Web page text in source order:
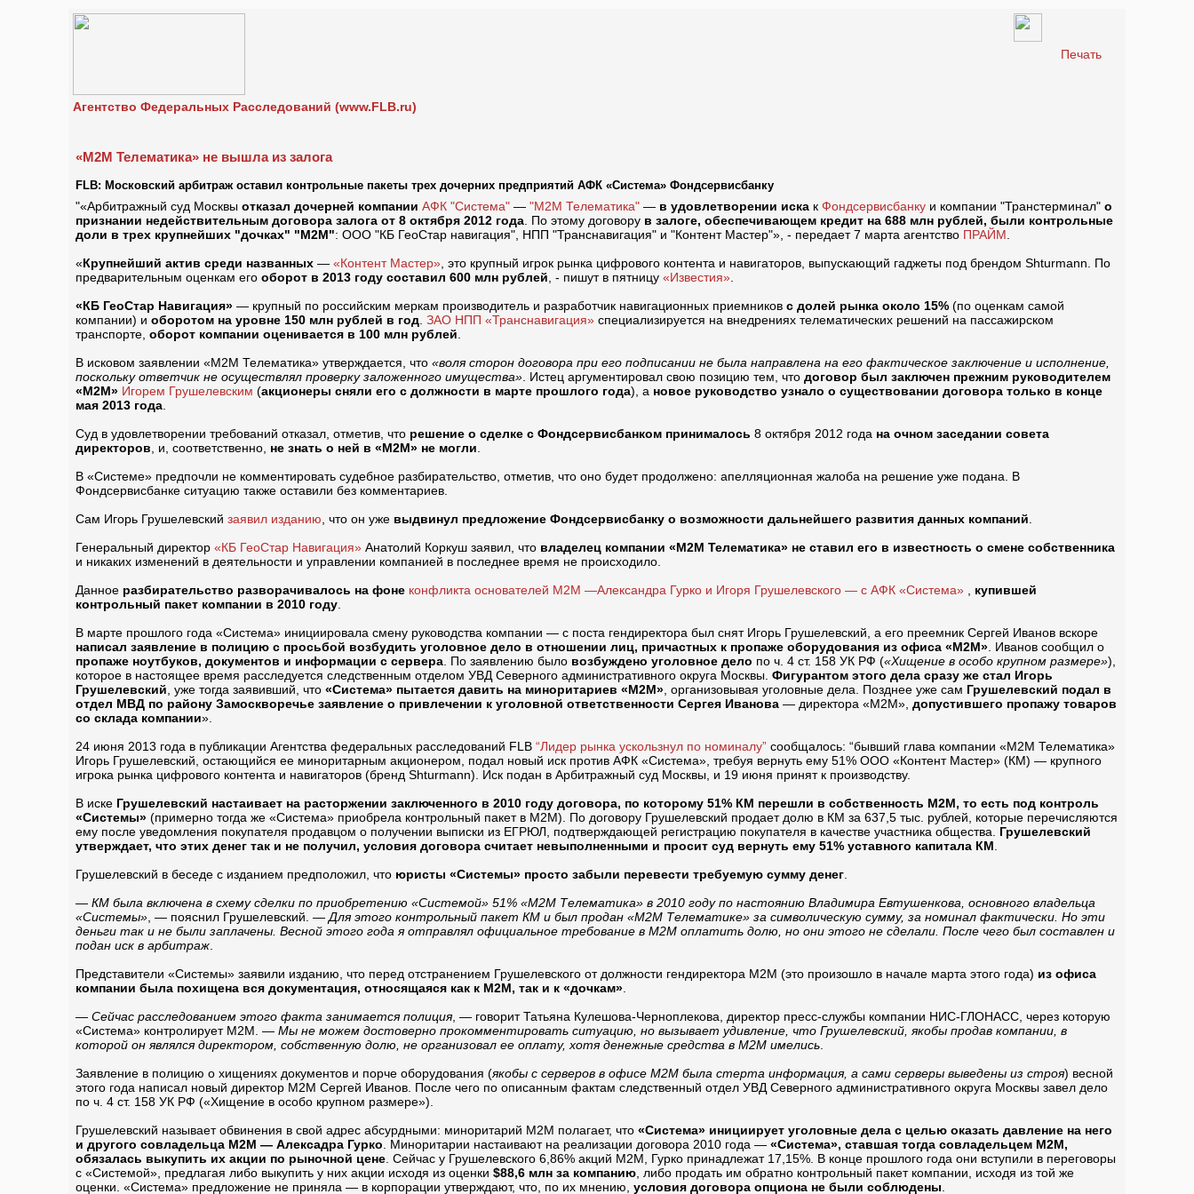
Печать
Агентство Федеральных Расследований (www.FLB.ru)
«М2М Телематика» не вышла из залога
FLB: Московский арбитраж оставил контрольные пакеты трех дочерних предприятий АФК «Система» Фондсервисбанку
"«Арбитражный суд Москвы отказал дочерней компании АФК "Система" — "М2М Телематика" — в удовлетворении иска к Фондсервисбанку и компании "Транстерминал" о
признании недействительным договора залога от 8 октября 2012 года . По этому договору в залоге, обеспечивающем кредит на 688 млн рублей, были контрольные
доли в трех крупнейших "дочках" "М2М": ООО "КБ ГеоСтар навигация", НПП "Транснавигация" и "Контент Мастер"», - передает 7 марта агентство ПРАЙМ
«Крупнейший актив среди названных — «Контент Мастер» , это крупный игрок рынка цифрового контента и навигаторов, выпускающий гаджеты под брендом Shturmann. По
предварительным оценкам его оборот в 2013 году составил 600 млн рублей , - пишут в пятницу «Известия»
«КБ ГеоСтар Навигация» — крупный по российским меркам производитель и разработчик навигационных приемников с долей рынка около 15% (по оценкам самой
компании) и оборотом на уровне 150 млн рублей в год ЗАО НПП «Транснавигация» специализируется на внедрениях телематических решений на пассажирском
транспорте, оборот компании оценивается в 100 млн рублей
В исковом заявлении «М2М Телематика» утверждается, что «воля сторон договора при его подписании не была направлена на его фактическое заключение и исполнение,
поскольку ответчик не осуществлял проверку заложенного имущества» . Истец аргументировал свою позицию тем, что договор был заключен прежним руководителем
«М2М» Игорем Грушелевским (акционеры сняли его с должности в марте прошлого года), а новое руководство узнало о существовании договора только в конце
мая 2013 года
Суд в удовлетворении требований отказал, отметив, что решение о сделке с Фондсервисбанком принималось 8 октября 2012 года на очном заседании совета
директоров , и, соответственно, не знать о ней в «М2М» не могли
В «Системе» предпочли не комментировать судебное разбирательство, отметив, что оно будет продолжено: апелляционная жалоба на решение уже подана. В
Фондсервисбанке ситуацию также оставили без комментариев.
Сам Игорь Грушелевский заявил изданию , что он уже выдвинул предложение Фондсервисбанку о возможности дальнейшего развития данных компаний
Генеральный директор «КБ ГеоСтар Навигация» Анатолий Коркуш заявил, что владелец компании «М2М Телематика» не ставил его в известность о смене собственника
и никаких изменений в деятельности и управлении компанией в последнее время не происходило.
Данное разбирательство разворачивалось на фоне конфликта основателей М2М —Александра Гурко и Игоря Грушелевского — с АФК «Система»
купившей
контрольный пакет компании в 2010 году
В марте прошлого года «Система» инициировала смену руководства компании — с поста гендиректора был снят Игорь Грушелевский, а его преемник Сергей Иванов вскоре
написал заявление в полицию с просьбой возбудить уголовное дело в отношении лиц, причастных к пропаже оборудования из офиса «М2М» . Иванов сообщил о
пропаже ноутбуков, документов и информации с сервера . По заявлению было возбуждено уголовное дело по ч. 4 ст. 158 УК РФ («Хищение в особо крупном размере»),
которое в настоящее время расследуется следственным отделом УВД Северного административного округа Москвы. Фигурантом этого дела сразу же стал Игорь
Грушелевский , уже тогда заявивший, что «Система» пытается давить на миноритариев «М2М» , организовывая уголовные дела. Позднее уже сам Грушелевский подал в
отдел МВД по району Замоскворечье заявление о привлечении к уголовной ответственности Сергея Иванова — директора «М2М», допустившего пропажу товаров
со склада компании».
24 июня 2013 года в публикации Агентства федеральных расследований FLB “Лидер рынка ускользнул по номиналу” сообщалось: “бывший глава компании «М2М Телематика»
Игорь Грушелевский, остающийся ее миноритарным акционером, подал новый иск против АФК «Система», требуя вернуть ему 51% ООО «Контент Мастер» (КМ) — крупного
игрока рынка цифрового контента и навигаторов (бренд Shturmann). Иск подан в Арбитражный суд Москвы, и 19 июня принят к производству.
В иске Грушелевский настаивает на расторжении заключенного в 2010 году договора, по которому 51% КМ перешли в собственность М2М, то есть под контроль
«Системы» (примерно тогда же «Система» приобрела контрольный пакет в М2М). По договору Грушелевский продает долю в КМ за 637,5 тыс. рублей, которые перечисляются
ему после уведомления покупателя продавцом о получении выписки из ЕГРЮЛ, подтверждающей регистрацию покупателя в качестве участника общества. Грушелевский
утверждает, что этих денег так и не получил, условия договора считает невыполненными и просит суд вернуть ему 51% уставного капитала КМ
Грушелевский в беседе с изданием предположил, что юристы «Системы» просто забыли перевести требуемую сумму денег
— КМ была включена в схему сделки по приобретению «Системой» 51% «М2М Телематика» в 2010 году по настоянию Владимира Евтушенкова, основного владельца
«Системы» , — пояснил Грушелевский. — Для этого контрольный пакет КМ и был продан «М2М Телематике» за символическую сумму, за номинал фактически. Но эти
деньги так и не были заплачены. Весной этого года я отправлял официальное требование в М2М оплатить долю, но они этого не сделали. После чего был составлен и
подан иск в арбитраж
Представители «Системы» заявили изданию, что перед отстранением Грушелевского от должности гендиректора М2М (это произошло в начале марта этого года) из офиса
компании была похищена вся документация, относящаяся как к М2М, так и к «дочкам»
— Сейчас расследованием этого факта занимается полиция, — говорит Татьяна Кулешова-Черноплекова, директор пресс-службы компании НИС-ГЛОНАСС, через которую
«Система» контролирует М2М. — Мы не можем достоверно прокомментировать ситуацию, но вызывает удивление, что Грушелевский, якобы продав компании, в
которой он являлся директором, собственную долю, не организовал ее оплату, хотя денежные средства в М2М имелись
Заявление в полицию о хищениях документов и порче оборудования (якобы с серверов в офисе М2М была стерта информация, а сами серверы выведены из строя) весной
этого года написал новый директор М2М Сергей Иванов. После чего по описанным фактам следственный отдел УВД Северного административного округа Москвы завел дело
по ч. 4 ст. 158 УК РФ («Хищение в особо крупном размере»).
Грушелевский называет обвинения в свой адрес абсурдными: миноритарий М2М полагает, что «Система» инициирует уголовные дела с целью оказать давление на него
и другого совладельца М2М — Алексадра Гурко . Миноритарии настаивают на реализации договора 2010 года — «Система», ставшая тогда совладельцем М2М,
обязалась выкупить их акции по рыночной цене . Сейчас у Грушелевского 6,86% акций М2М, Гурко принадлежат 17,15%. В конце прошлого года они вступили в переговоры
с «Системой», предлагая либо выкупить у них акции исходя из оценки $88,6 млн за компанию , либо продать им обратно контрольный пакет компании, исходя из той же
оценки. «Система» предложение не приняла — в корпорации утверждают, что, по их мнению, условия договора опциона не были соблюдены